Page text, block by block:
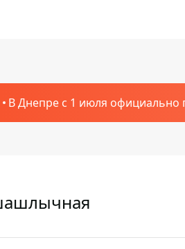
В Днепре с 1 июля официально